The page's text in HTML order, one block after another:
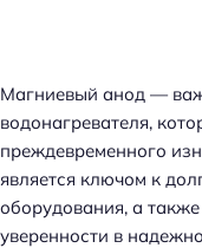
Магниевый анод —
водонагревателя,
преждевременного
является ключом к
оборудования, а
уверенности в